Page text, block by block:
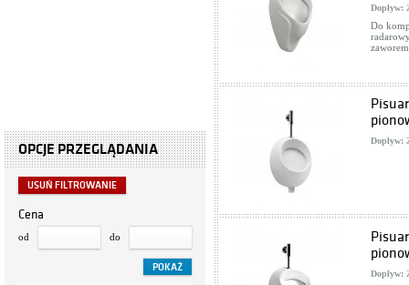
OPCJE PRZEGLĄDANIA
USUŃ FILTROWANIE
Cena
od do
Dopływ:
Do
Dopływ:
Dopływ: